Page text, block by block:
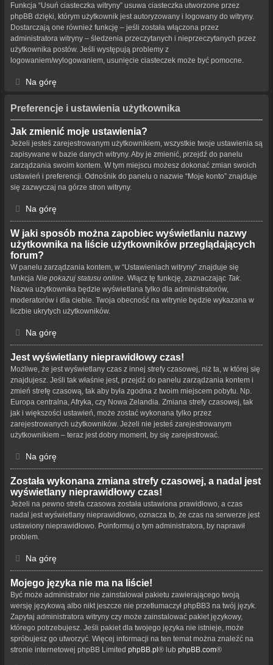
Funkcja “Usuń ciasteczka witryny” usuwa ciasteczka utworzone przez
phpBB dzięki, którym użytkownik jest autoryzowany i logowany do witryny.
Dostarczają one również funkcję – jeśli została włączona przez
administratora witryny – śledzenia przeczytanych i nieprzeczytanych przez
użytkownika postów. Jeśli występują problemy z
logowaniem/wylogowaniem, usunięcie ciasteczek może być pomocne.
Na górę
Preferencje i ustawienia użytkownika
Jak zmienić moje ustawienia?
Jeżeli jesteś zarejestrowanym użytkownikiem, wszystkie twoje ustawienia są
zapisywane w bazie danych witryny. Aby je zmienić, przejdź do panelu
zarządzania swoim kontem. W tym miejscu możesz dokonać zmian swoich
ustawień i preferencji. Odnośnik do panelu o nazwie “Moje konto” znajduje
się zazwyczaj na górze stron witryny.
Na górę
W jaki sposób można zapobiec wyświetlaniu nazwy
użytkownika na liście użytkowników przeglądających
forum?
W panelu zarządzania kontem, w “Ustawieniach witryny” znajduje się
funkcja Nie pokazuj statusu online . Włącz tę funkcję, zaznaczając Tak
Nazwa użytkownika będzie wyświetlana tylko dla administratorów,
moderatorów i dla ciebie. Twoja obecność na witrynie będzie wykazana w
liczbie ukrytych użytkowników.
Na górę
Jest wyświetlany nieprawidłowy czas!
Możliwe, że jest wyświetlany czas z innej strefy czasowej, niż ta, w której się
znajdujesz. Jeśli tak właśnie jest, przejdź do panelu zarządzania kontem i
zmień strefę czasową, tak aby była zgodna z twoim miejscem pobytu. Np.
Europa centralna, Afryka, czy Nowa Zelandia. Zmiana strefy czasowej, tak
jak i większości ustawień, może zostać wykonana tylko przez
zarejestrowanych użytkowników. Jeżeli nie jesteś zarejestrowanym
użytkownikiem – teraz jest dobry moment, by się zarejestrować.
Na górę
Została wykonana zmiana strefy czasowej, a nadal jest
wyświetlany nieprawidłowy czas!
Jeżeli na pewno strefa czasowa została ustawiona prawidłowo, a czas
nadal jest wyświetlany nieprawidłowo, oznacza to, że czas na serwerze jest
ustawiony nieprawidłowo. Poinformuj o tym administratora, by naprawił
problem.
Na górę
Mojego języka nie ma na liście!
Być może administrator nie zainstalował pakietu zawierającego twoją
wersję językową albo nikt jeszcze nie przetłumaczył phpBB3 na twój język.
Zapytaj administratora witryny czy może zainstalować pakiet językowy,
którego potrzebujesz. Jeśli pakiet dla twojego języka nie istnieje, może
spróbujesz go utworzyć. Więcej informacji na ten temat można znaleźć na
stronie internetowej phpBB Limited phpBB.pl® lub phpBB.com®